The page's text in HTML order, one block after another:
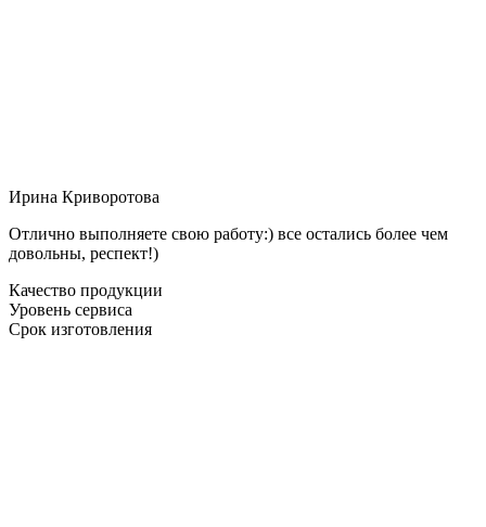
Ирина Криворотова
Отлично выполняете свою работу:) все остались более чем
довольны, респект!)
Качество продукции
Уровень сервиса
Срок изготовления